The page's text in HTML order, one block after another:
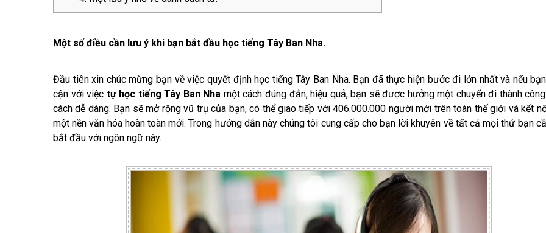
Một số điều cần lưu ý khi bạn bắt đầu học tiếng Tây Ban Nha.
Đầu tiên xin chúc mừng bạn về việc quyết định học tiếng Tây Ban Nha. Bạn đã thực hiện bước đi lớn nhất và nếu
cận với việc tự học tiếng Tây Ban Nha một cách đúng đắn, hiệu quả, bạn sẽ được hưởng một chuyến đi thành
cách dễ dàng. Bạn sẽ mở rộng vũ trụ của bạn, có thể giao tiếp với 406.000.000 người mới trên toàn thế giới và kết
một nền văn hóa hoàn toàn mới. Trong hướng dẫn này chúng tôi cung cấp cho bạn lời khuyên về tất cả mọi thứ bạn
bắt đầu với ngôn ngữ này.